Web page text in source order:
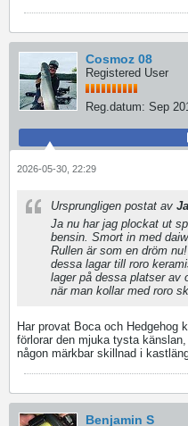
Cosmoz 08
Registered User
Reg.datum: Sep
2026-05-30, 22:29
Ursprungligen postat av
Ja nu har jag plockat ut
bensin. Smort in med
Rullen är som en dröm
dessa lagar till roro
lager på dessa platser av
när man kollar med roro
Har provat Boca och Hedgehog
förlorar den mjuka tysta
någon märkbar skillnad i
Benjamin S